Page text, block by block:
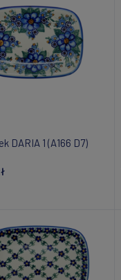
DARIA 1 (A166 D7)